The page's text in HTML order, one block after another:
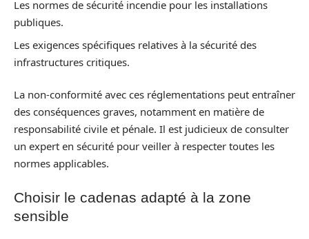
Les normes de sécurité incendie pour les installations
publiques.
Les exigences spécifiques relatives à la sécurité des
infrastructures critiques.
La non-conformité avec ces réglementations peut entraîner
des conséquences graves, notamment en matière de
responsabilité civile et pénale. Il est judicieux de consulter
un expert en sécurité pour veiller à respecter toutes les
normes applicables.
Choisir le cadenas adapté à la zone
sensible